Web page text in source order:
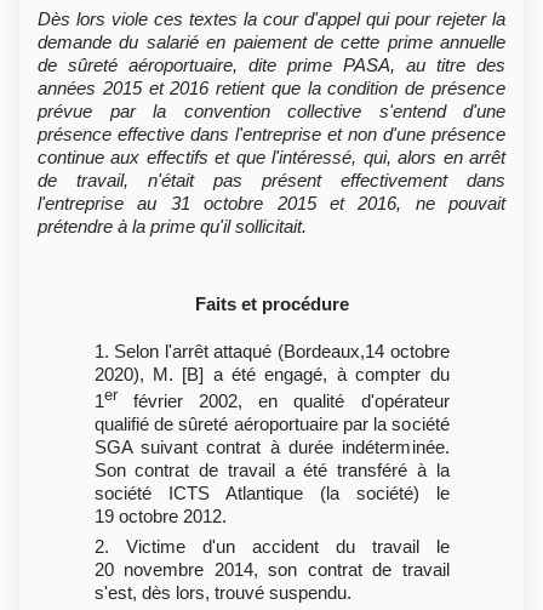
Dès lors viole ces textes la cour d'appel qui pour rejeter la
demande du salarié en paiement de cette prime annuelle
de sûreté aéroportuaire, dite prime PASA, au titre des
années 2015 et 2016 retient que la condition de présence
prévue par la convention collective s'entend d'une
présence effective dans l'entreprise et non d'une présence
continue aux effectifs et que l'intéressé, qui, alors en arrêt
de travail, n'était pas présent effectivement dans
l'entreprise au 31 octobre 2015 et 2016, ne pouvait
prétendre à la prime qu'il sollicitait.
Faits et procédure
1. Selon l'arrêt attaqué (Bordeaux,14 octobre
2020), M. [B] a été engagé, à compter du
1er
février 2002, en qualité d'opérateur
qualifié de sûreté aéroportuaire par la société
SGA suivant contrat à durée indéterminée.
Son contrat de travail a été transféré à la
société ICTS Atlantique (la société) le
19 octobre 2012.
2. Victime d'un accident du travail le
20 novembre 2014, son contrat de travail
s'est, dès lors, trouvé suspendu.